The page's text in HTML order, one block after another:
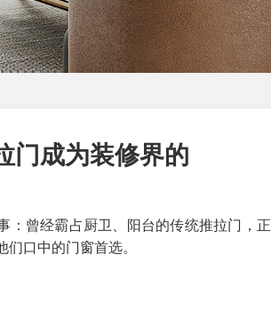
门成为装修界的
：曾经霸占厨卫、阳台的传统推拉门，正
口中的门窗首选。